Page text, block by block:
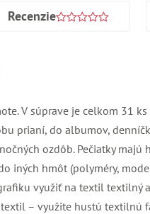
Recenzie
V súprave je celkom 31
prianí, do albumov,
ozdôb. Pečiatky majú
iných hmôt (polyméry,
využiť na textil textilný
– využite hustú textilnú